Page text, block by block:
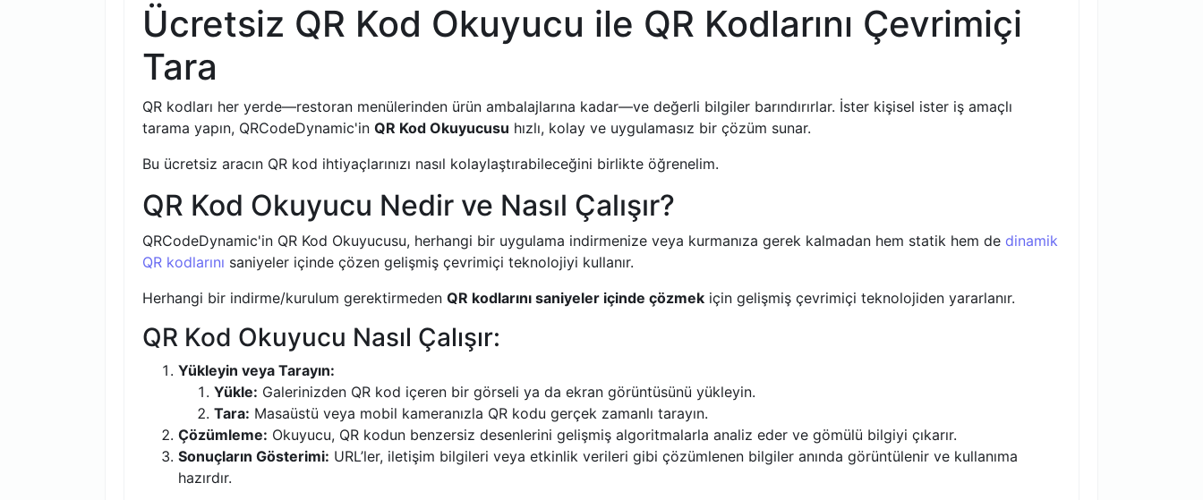
Ücretsiz QR Kod Okuyucu ile QR Kodlarını Çevrimiçi
Tara
QR kodları her yerde—restoran menülerinden ürün ambalajlarına kadar—ve değerli bilgiler barındırırlar. İster kişisel ister iş amaçlı
tarama yapın, QRCodeDynamic'in QR Kod Okuyucusu hızlı, kolay ve uygulamasız bir çözüm sunar.
Bu ücretsiz aracın QR kod ihtiyaçlarınızı nasıl kolaylaştırabileceğini birlikte öğrenelim.
QR Kod Okuyucu Nedir ve Nasıl Çalışır?
QRCodeDynamic'in QR Kod Okuyucusu, herhangi bir uygulama indirmenize veya kurmanıza gerek kalmadan hem statik hem de dinamik
QR kodlarını saniyeler içinde çözen gelişmiş çevrimiçi teknolojiyi kullanır.
Herhangi bir indirme/kurulum gerektirmeden QR kodlarını saniyeler içinde çözmek için gelişmiş çevrimiçi teknolojiden yararlanır.
QR Kod Okuyucu Nasıl Çalışır:
Yükleyin veya Tarayın:
Yükle: Galerinizden QR kod içeren bir görseli ya da ekran görüntüsünü yükleyin.
Tara: Masaüstü veya mobil kameranızla QR kodu gerçek zamanlı tarayın.
Çözümleme: Okuyucu, QR kodun benzersiz desenlerini gelişmiş algoritmalarla analiz eder ve gömülü bilgiyi çıkarır.
Sonuçların Gösterimi: URL’ler, iletişim bilgileri veya etkinlik verileri gibi çözümlenen bilgiler anında görüntülenir ve kullanıma
hazırdır.